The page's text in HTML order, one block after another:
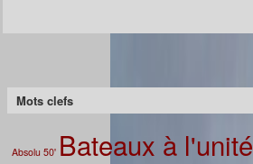
Mots clefs
Absolu 50' Bateaux à l'unité